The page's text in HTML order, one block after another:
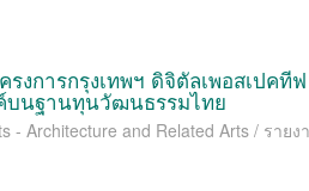
รงการกรุงเทพฯ ดิจิตัลเพอสเปคที
บนฐานทุนวัฒนธรรมไทย
- Architecture and Related Arts / ราย